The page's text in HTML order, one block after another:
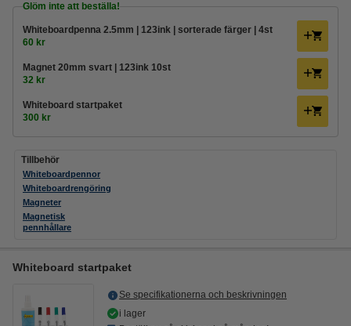
Glöm inte att beställa!
Whiteboardpenna 2.5mm | 123ink | sorterade färger | 4st
60 kr
Magnet 20mm svart | 123ink 10st
32 kr
Whiteboard startpaket
300 kr
Tillbehör
Whiteboardpennor
Whiteboardrengöring
Magneter
Magnetisk
pennhållare
Whiteboard startpaket
Se specifikationerna och beskrivningen
i lager